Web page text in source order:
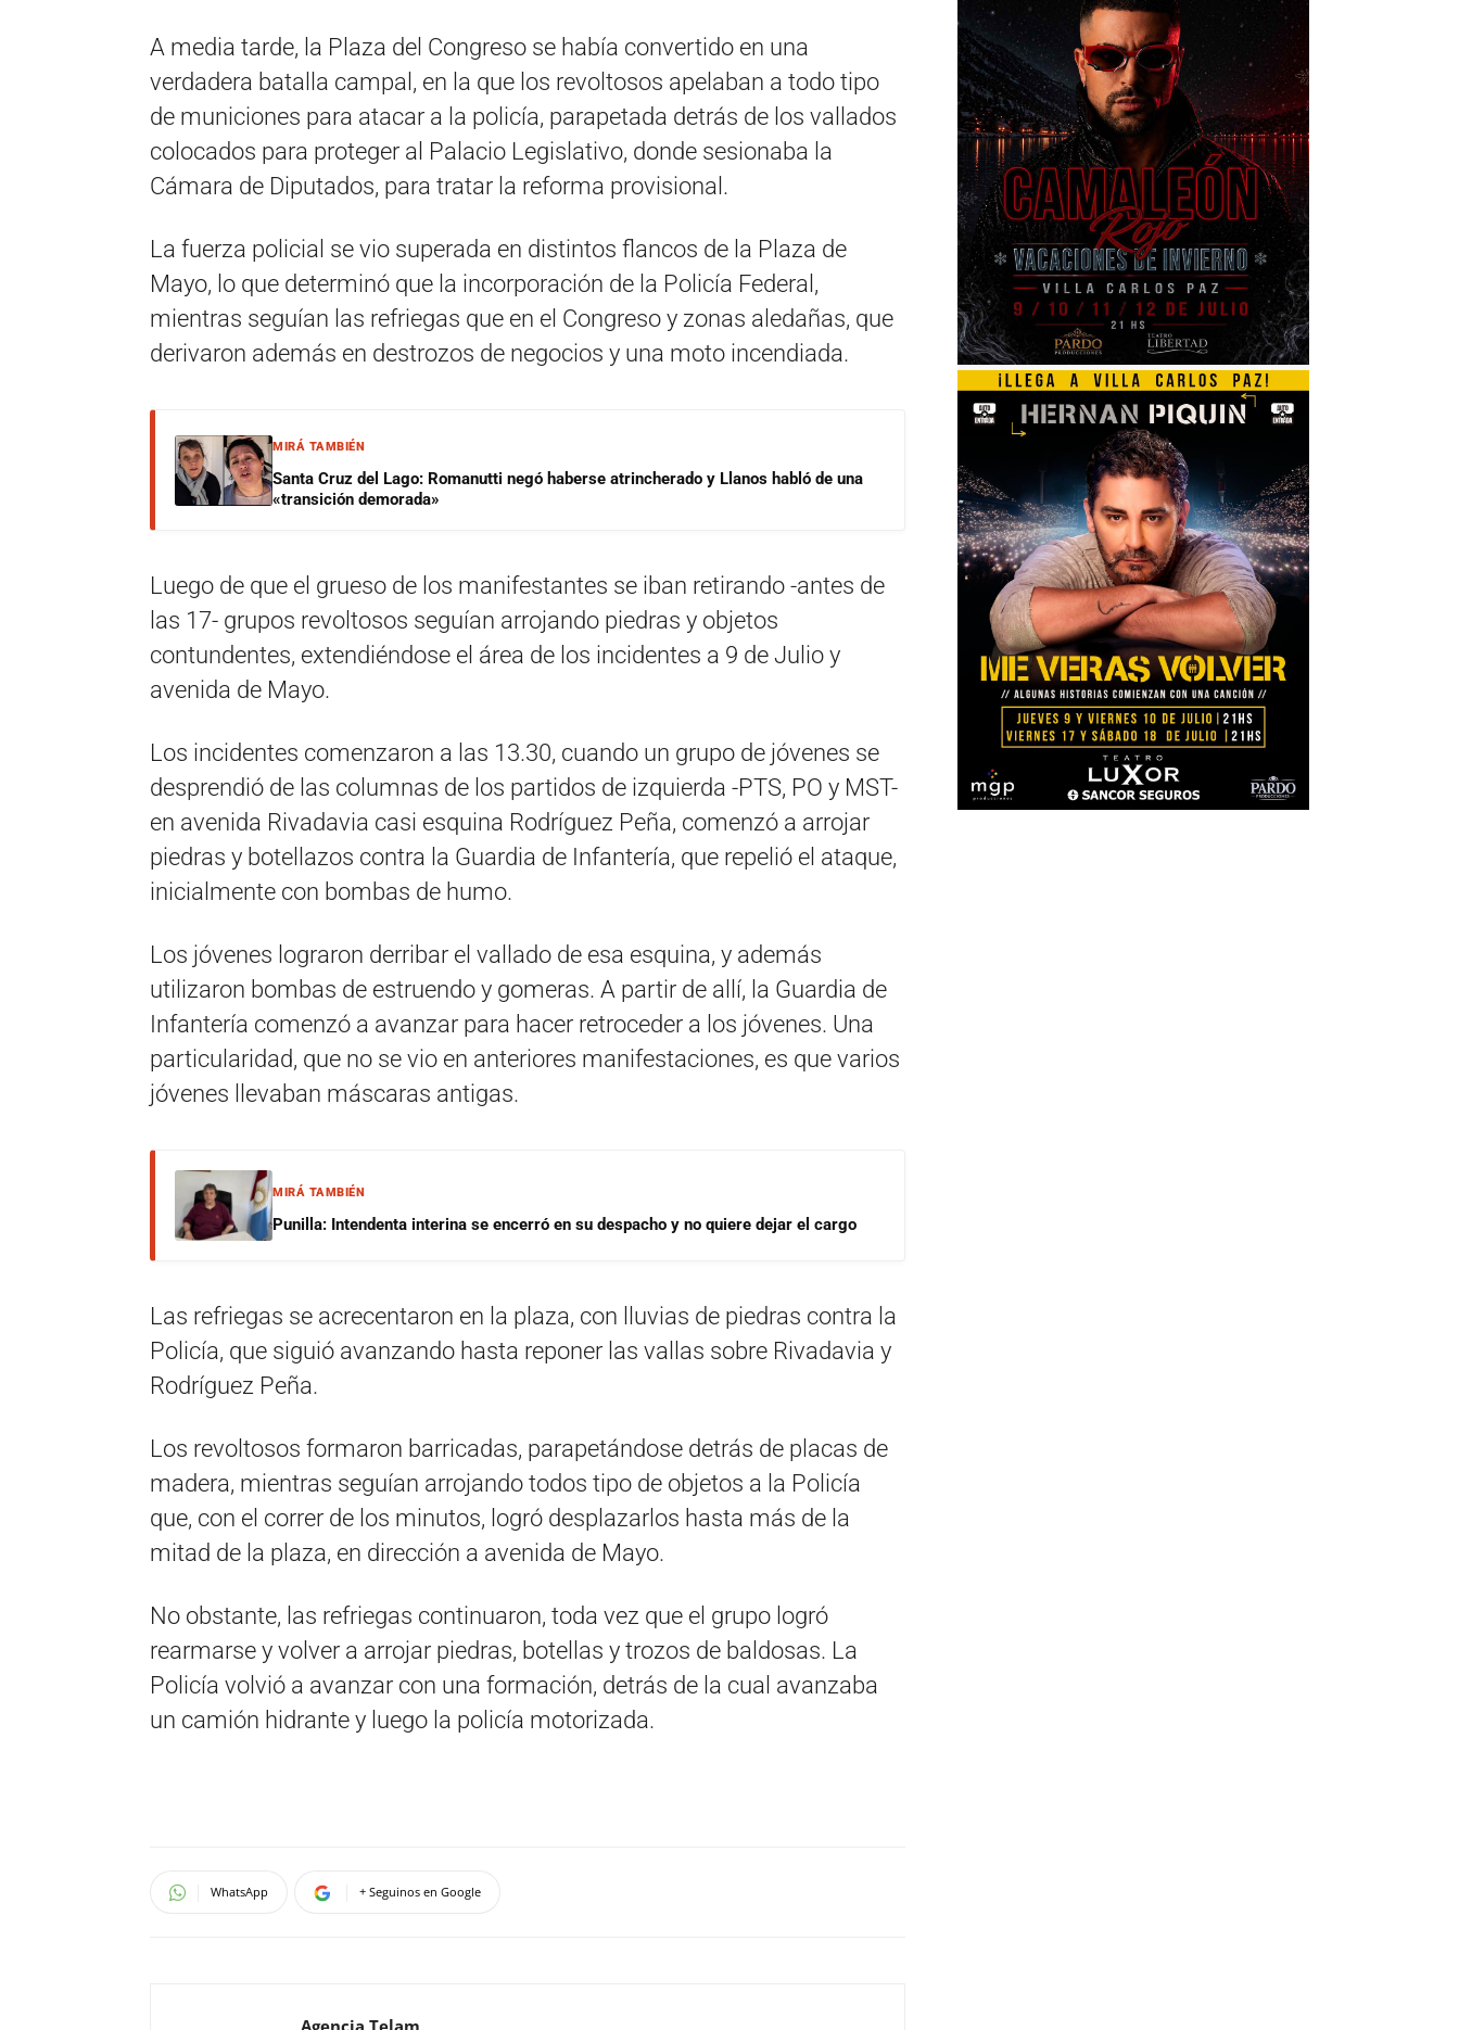
A media tarde, la Plaza del Congreso se había convertido en una
verdadera batalla campal, en la que los revoltosos apelaban a todo tipo
de municiones para atacar a la policía, parapetada detrás de los vallados
colocados para proteger al Palacio Legislativo, donde sesionaba la
Cámara de Diputados, para tratar la reforma provisional.
La fuerza policial se vio superada en distintos flancos de la Plaza de
Mayo, lo que determinó que la incorporación de la Policía Federal,
mientras seguían las refriegas que en el Congreso y zonas aledañas, que
derivaron además en destrozos de negocios y una moto incendiada.
MIRÁ TAMBIÉN
Santa Cruz del Lago: Romanutti negó haberse atrincherado y Llanos habló de una
«transición demorada»
Luego de que el grueso de los manifestantes se iban retirando -antes de
las 17- grupos revoltosos seguían arrojando piedras y objetos
contundentes, extendiéndose el área de los incidentes a 9 de Julio y
avenida de Mayo.
Los incidentes comenzaron a las 13.30, cuando un grupo de jóvenes se
desprendió de las columnas de los partidos de izquierda -PTS, PO y MST-
en avenida Rivadavia casi esquina Rodríguez Peña, comenzó a arrojar
piedras y botellazos contra la Guardia de Infantería, que repelió el ataque,
inicialmente con bombas de humo.
Los jóvenes lograron derribar el vallado de esa esquina, y además
utilizaron bombas de estruendo y gomeras. A partir de allí, la Guardia de
Infantería comenzó a avanzar para hacer retroceder a los jóvenes. Una
particularidad, que no se vio en anteriores manifestaciones, es que varios
jóvenes llevaban máscaras antigas.
MIRÁ TAMBIÉN
Punilla: Intendenta interina se encerró en su despacho y no quiere dejar el cargo
Las refriegas se acrecentaron en la plaza, con lluvias de piedras contra la
Policía, que siguió avanzando hasta reponer las vallas sobre Rivadavia y
Rodríguez Peña.
Los revoltosos formaron barricadas, parapetándose detrás de placas de
madera, mientras seguían arrojando todos tipo de objetos a la Policía
que, con el correr de los minutos, logró desplazarlos hasta más de la
mitad de la plaza, en dirección a avenida de Mayo.
No obstante, las refriegas continuaron, toda vez que el grupo logró
rearmarse y volver a arrojar piedras, botellas y trozos de baldosas. La
Policía volvió a avanzar con una formación, detrás de la cual avanzaba
un camión hidrante y luego la policía motorizada.
WhatsApp + Seguinos en Google